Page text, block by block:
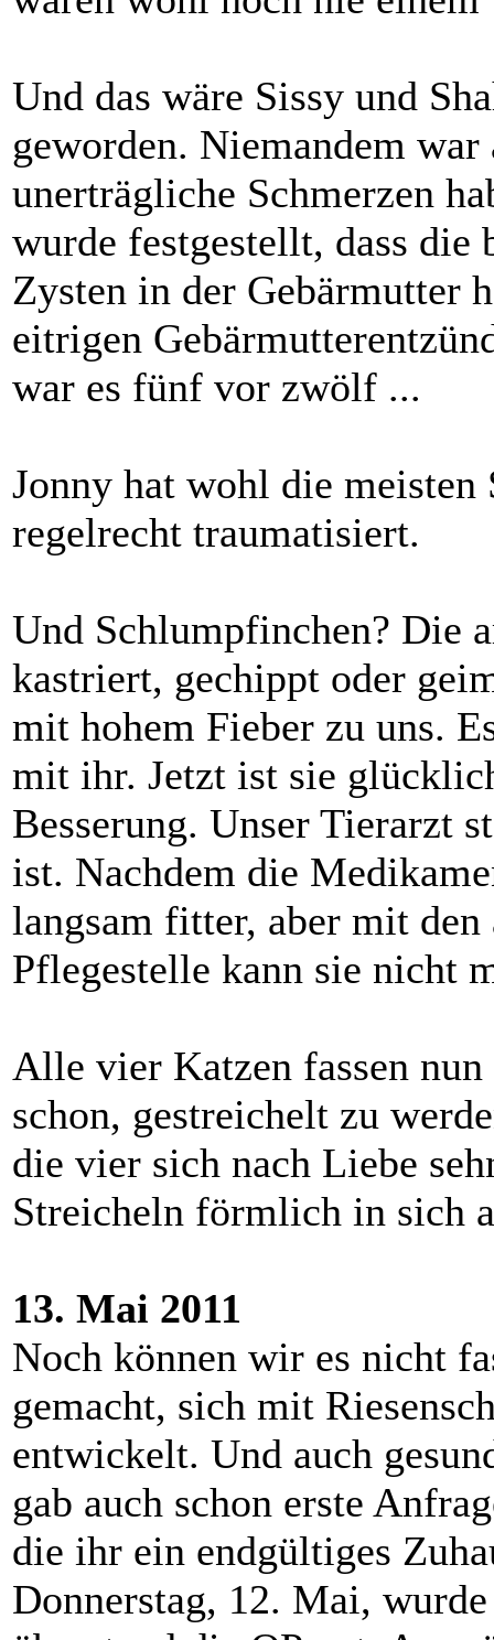
Und das wäre Sissy und
geworden. Niemandem
unerträgliche Schmerzen
wurde festgestellt, dass die
Zysten in der Gebärmutter
eitrigen
war es fünf vor zwölf ...
Jonny hat wohl die meisten
regelrecht traumatisiert.
Und Schlumpfinchen? Die
kastriert, gechippt oder
mit hohem Fieber zu uns.
mit ihr. Jetzt ist sie
Besserung. Unser Tierarzt
ist. Nachdem die
langsam fitter, aber mit
Pflegestelle kann sie nicht
Alle vier Katzen fassen nun
schon, gestreichelt zu
die vier sich nach Liebe
Streicheln förmlich in sich
13. Mai 2011
Noch können wir es nicht
gemacht, sich mit
entwickelt. Und auch
gab auch schon erste
die ihr ein endgültiges
Donnerstag, 12. Mai,